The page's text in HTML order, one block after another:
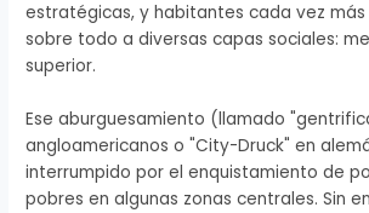
estratégicas, y habitantes cada vez
sobre todo a diversas capas sociales:
superior.
Ese aburguesamiento (llamado
angloamericanos o "City-Druck" en
interrumpido por el enquistamiento de
pobres en algunas zonas centrales. Sin